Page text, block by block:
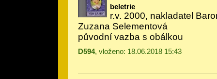
beletrie
r.v. 2000, nakladatel
Zuzana Selementová
původní vazba s obálkou
D594, vloženo: 18.06.2018 15:43